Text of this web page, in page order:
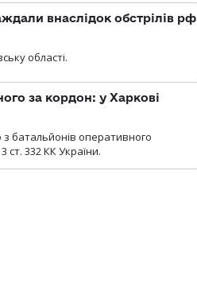
внаслідок обстрілів рф
області.
за кордон: у Харкові
батальйонів оперативного
ст. 332 КК України.